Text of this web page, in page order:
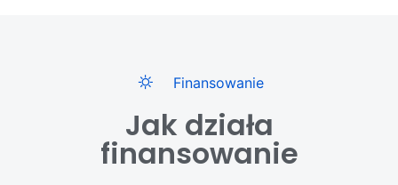
Finansowanie
Jak działa
finansowanie